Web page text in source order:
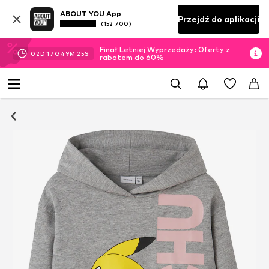
ABOUT YOU App
(152 700) Przejdź do aplikacji
02D 17 G 49M 24S
Finał Letniej Wyprzedaży: Oferty z
rabatem do 60%